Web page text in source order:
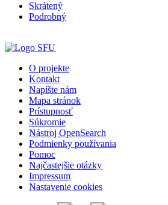
Skrátený
Podrobný
O projekte
Kontakt
Napíšte nám
Mapa stránok
Prístupnosť
Súkromie
Nástroj OpenSearch
Podmienky používania
Pomoc
Najčastejšie otázky
Impressum
Nastavenie cookies